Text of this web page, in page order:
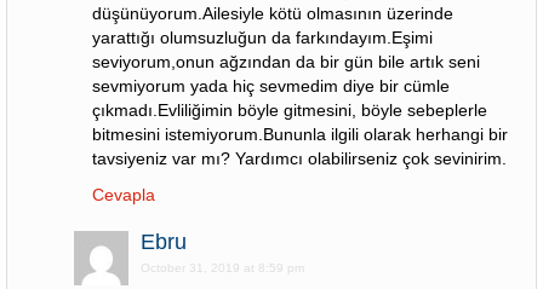
düşünüyorum.Ailesiyle kötü olmasının üzerinde
yarattığı olumsuzluğun da farkındayım.Eşimi
seviyorum,onun ağzından da bir gün bile artık seni
sevmiyorum yada hiç sevmedim diye bir cümle
çıkmadı.Evliliğimin böyle gitmesini, böyle sebeplerle
bitmesini istemiyorum.Bununla ilgili olarak herhangi bir
tavsiyeniz var mı? Yardımcı olabilirseniz çok sevinirim.
Cevapla
Ebru
October 31, 2019 at 8:59 pm